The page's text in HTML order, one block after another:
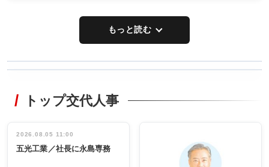
もっと読む
非鉄業界で
インタビュ
ー／社内ア
タックトレー
祝う 業界関
係者ら220人
出席
トップ交代人事
2026.08.05 11:00
五光工業／社長に永島専務